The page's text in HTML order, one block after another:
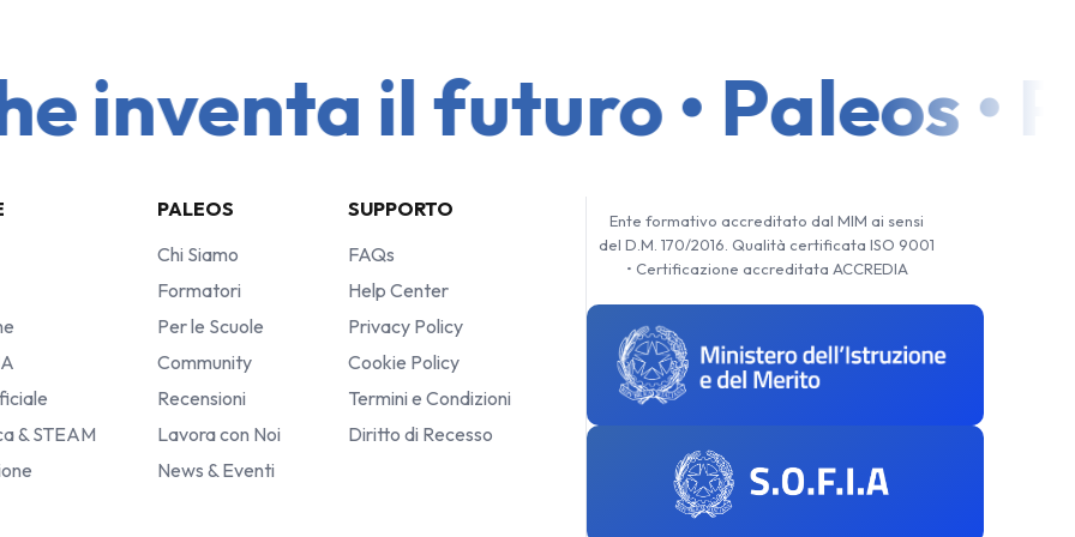
snobbato anche noi
Doc di Clementoni
robot che fa le stesse
ma costa...